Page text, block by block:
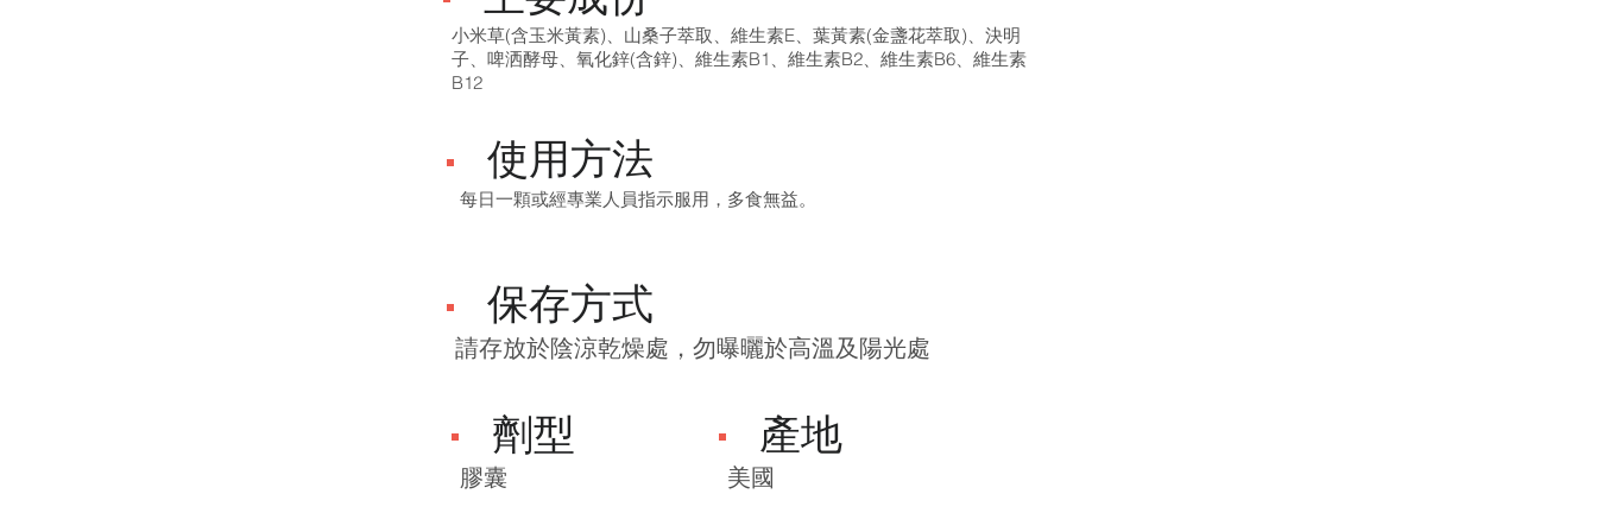
小米草(含玉米黃素)、山桑子萃取、維生素E、葉黃素(金盞花萃取)、決明
子、啤洒酵母、氧化鋅(含鋅)、維生素B1、維生素B2、維生素B6、維生素
B12
使用方法
每日一顆或經專業人員指示服用，多食無益。
​請存放於陰涼乾燥處，勿曝曬於高溫及陽光處
保存方式
膠囊
劑型
美國
產地